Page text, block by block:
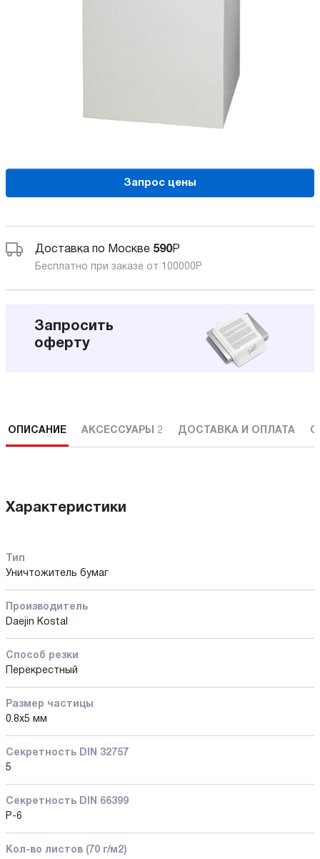
Запрос цены
Доставка по Москве 590Р
Бесплатно при заказе от 100000 Р
Запросить
оферту
ОПИСАНИЕ АКСЕССУАРЫ 2 ДОСТАВКА И ОПЛАТА
Характеристики
Тип
Уничтожитель бумаг
Производитель
Daejin Kostal
Способ резки
Перекрестный
Размер частицы
0.8x5 мм
Секретность DIN 32757
5
Секретность DIN 66399
P-6
Кол-во листов (70 г/м2)